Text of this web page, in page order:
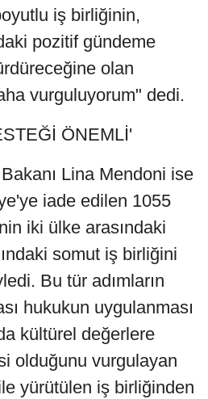
iş birliğinin,
pozitif gündeme
olan
vurguluyorum" dedi.
ÖNEMLİ'
Lina Mendoni ise
iade edilen 1055
iki ülke arasındaki
somut iş birliğini
Bu tür adımların
hukukun uygulanması
kültürel değerlere
olduğunu vurgulayan
yürütülen iş birliğinden